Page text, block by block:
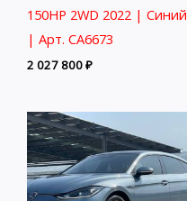
150HP 2WD 2022 | Синий
| Арт. CA6673
2 027 800₽